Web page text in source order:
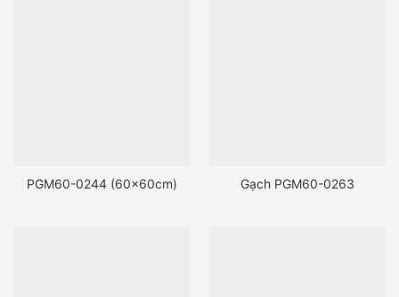
PGM60-0244 (60x60cm) Gạch PGM60-0263